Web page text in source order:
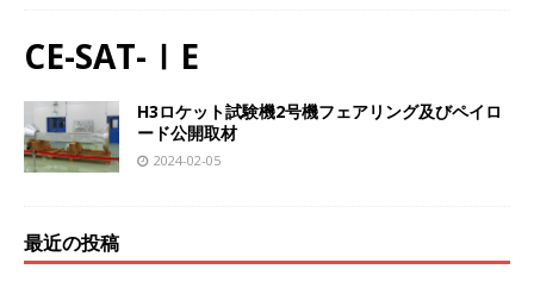
CE-SAT-ⅠE
H3ロケット試験機2号機フェアリング及びペイロ
ード公開取材
2024-02-05
最近の投稿